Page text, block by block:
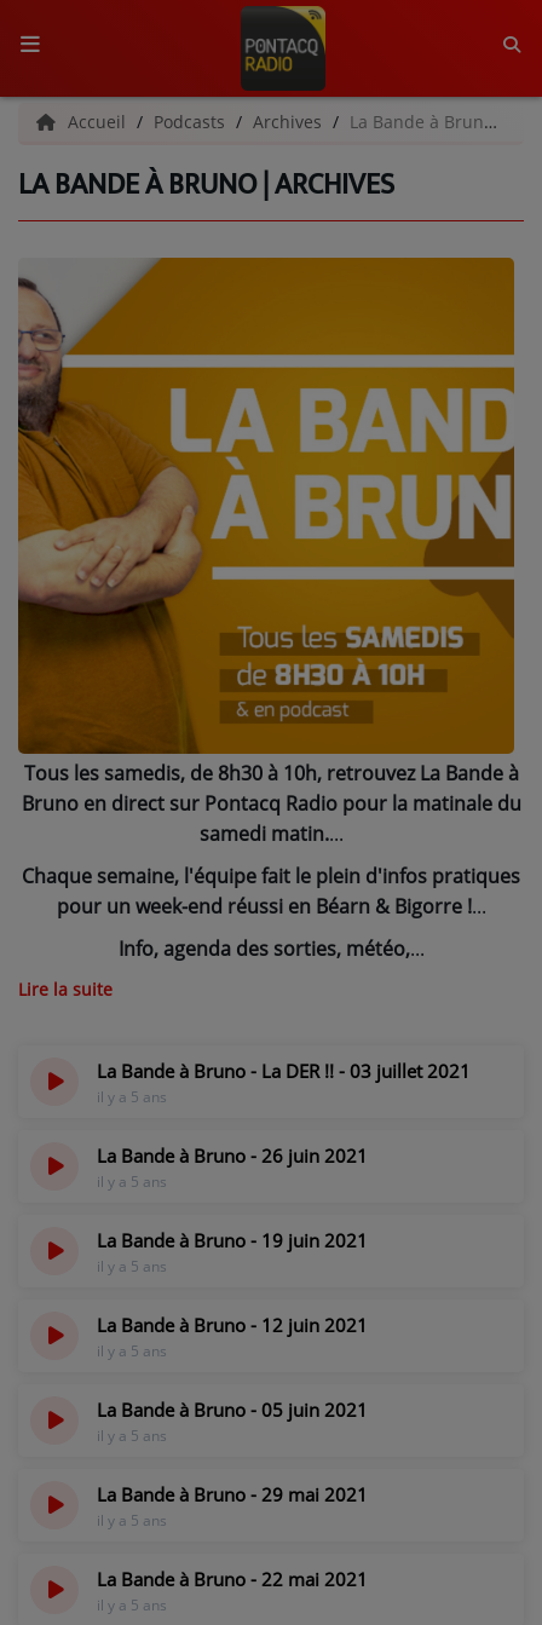
ACCUEIL
RADIO
L'ÉQUIPE
GRILLE DES PROGRAMMES
C'ÉTAIT QUOI CE TITRE ?
MÉDIAS
PODCASTS - SAISON 2026/2027
NOS PROGRAMMES COURTS
ARCHIVES - SAISONS PASSÉES
VOS ÉMISSIONS EN IMAGES
ANNONCEURS & ESPACE PRO
VOTRE PUBLICITÉ SUR PONTACQ RADIO
LOCATION DE STUDIOS
ÉDUCATION AUX MÉDIAS ET À
EN QUOI ÇA CONSISTE ?
JEUX CONCOURS
VENEZ DANS LE PUBLIC !
CRÉATIONS AUDIOVISUELLES
VIDÉOS | L’ŒIL DE L'OIE
VIDÉOS | JEUX
Accueil Podcasts Archives La Bande à Bruno | Archives
LA BANDE À BRUNO | ARCHIVES
Tous les samedis, de 8h30 à 10h, retrouvez La Bande à
Bruno en direct sur Pontacq Radio pour la matinale du
samedi matin.
Chaque semaine, l'équipe fait le plein d'infos pratiques
pour un week-end réussi en Béarn & Bigorre !
Info, agenda des sorties, météo,
Lire la suite
La Bande à Bruno - La DER !! - 03 juillet 2021
il y a 5 ans
La Bande à Bruno - 26 juin 2021
il y a 5 ans
La Bande à Bruno - 19 juin 2021
il y a 5 ans
La Bande à Bruno - 12 juin 2021
il y a 5 ans
La Bande à Bruno - 05 juin 2021
il y a 5 ans
La Bande à Bruno - 29 mai 2021
il y a 5 ans
La Bande à Bruno - 22 mai 2021
il y a 5 ans